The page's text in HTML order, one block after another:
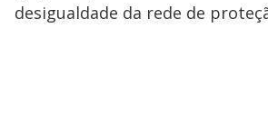
desigualdade da rede de